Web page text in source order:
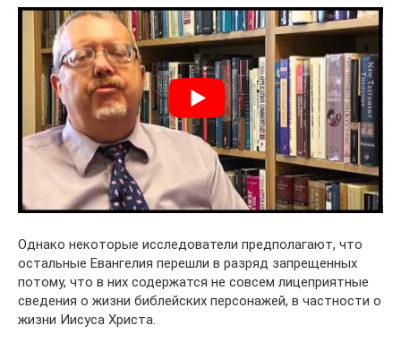
Однако некоторые исследователи предполагают, что
остальные Евангелия перешли в разряд запрещенных
потому, что в них содержатся не совсем лицеприятные
сведения о жизни библейских персонажей, в частности о
жизни Иисуса Христа.